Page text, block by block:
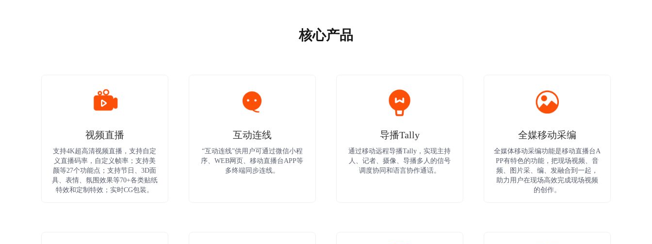
核心产品
视频直播
支持4K超高清视频直播，支持自定
义直播码率，自定义帧率；支持美
颜等27个功能点；支持节日、3D面
具、表情、氛围效果等70+各类贴纸
特效和定制特效；实时CG包装。
互动连线
“互动连线”供用户可通过微信小程
序、WEB网页、移动直播台APP等
多终端同步连线。
导播Tally
通过移动远程导播Tally，实现主持
人、记者、摄像、导播多人的信号
调度协同和语言协作通话。
全媒移动采编
全媒体移动采编功能是移动直播台A
PP有特色的功能，把现场视频、音
频、图片采、编、发融合到一起，
助力用户在现场高效完成现场视频
的创作。